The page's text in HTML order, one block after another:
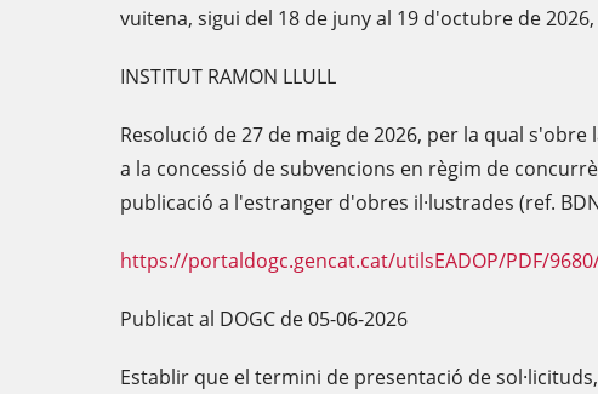
vuitena, sigui del 18 de juny al 19 d'octubre de
INSTITUT RAMON LLULL
Resolució de 27 de maig de 2026, per la qual
a la concessió de subvencions en règim de
publicació a l'estranger d'obres il·lustrades (ref.
https://portaldogc.gencat.cat/utilsEADOP/PDF/
Publicat al DOGC de 05-06-2026
Establir que el termini de presentació de